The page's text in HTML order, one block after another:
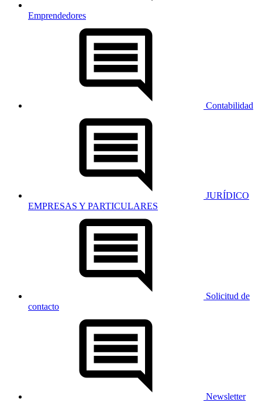
Emprendedores
Contabilidad
JURÍDICO
EMPRESAS Y PARTICULARES
Solicitud de
contacto
Newsletter